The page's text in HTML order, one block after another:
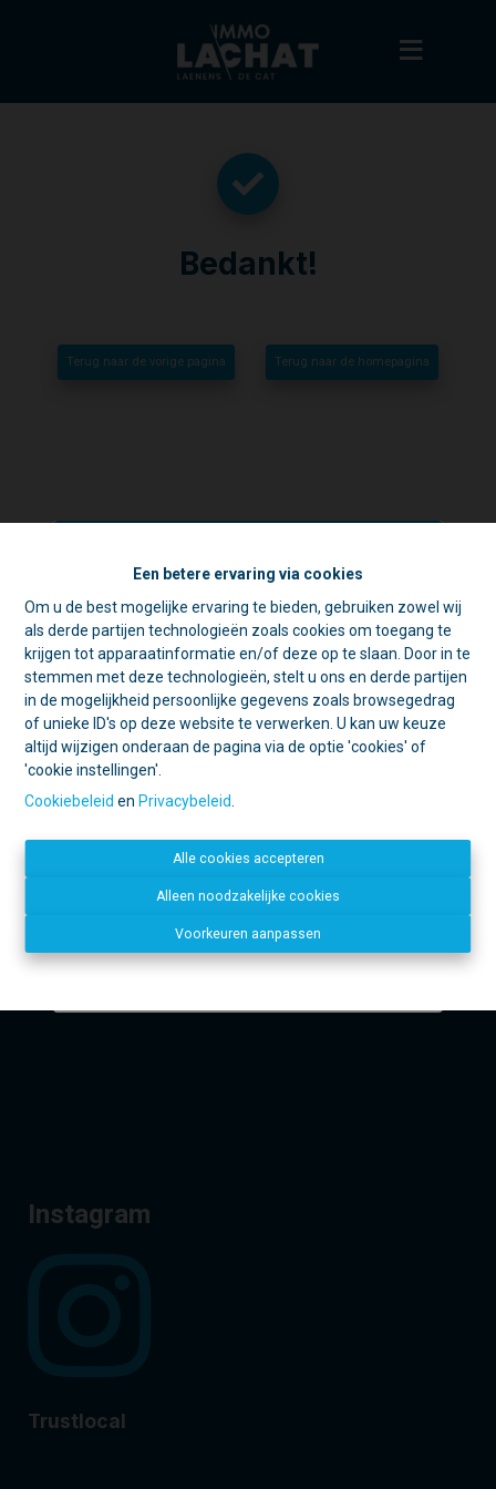
Een betere ervaring via cookies
Om u de best mogelijke ervaring te bieden, gebruiken zowel wij
als derde partijen technologieën zoals cookies om toegang te
krijgen tot apparaatinformatie en/of deze op te slaan. Door in te
stemmen met deze technologieën, stelt u ons en derde partijen
in de mogelijkheid persoonlijke gegevens zoals browsegedrag
of unieke ID's op deze website te verwerken. U kan uw keuze
altijd wijzigen onderaan de pagina via de optie 'cookies' of
'cookie instellingen'.
Cookiebeleid en Privacybeleid
Alle cookies accepteren
Alleen noodzakelijke cookies
Voorkeuren aanpassen
Bedankt!
Terug naar de vorige pagina Terug naar de homepagina
Contacteer ons
IMMO LACHAT
Mechelsestraat 20
1840 Londerzeel
info@immolachat.be
Instagram
Trustlocal
☀️ Achter elke gesloten deur schuilt
een goede reden. 🏡
Tijdens de zomer zijn we vaak op pad
voor schattingen en bezichtigingen.
Daarom is ons kantoor in de namiddag
voornamelijk geopend op afspraak.
Open deur?
helpen u graag verder!
waarschijnlijk ergens anders een deur
aan het openen. 😉
Bedankt voor uw begrip en graag tot